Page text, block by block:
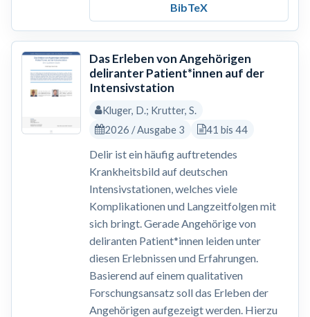
BibTeX
Das Erleben von Angehörigen
deliranter Patient*innen auf der
Intensivstation
Kluger, D.; Krutter, S.
2026 / Ausgabe 3
41 bis 44
Delir ist ein häufig auftretendes
Krankheitsbild auf deutschen
Intensivstationen, welches viele
Komplikationen und Langzeitfolgen mit
sich bringt. Gerade Angehörige von
deliranten Patient*innen leiden unter
diesen Erlebnissen und Erfahrungen.
Basierend auf einem qualitativen
Forschungsansatz soll das Erleben der
Angehörigen aufgezeigt werden. Hierzu